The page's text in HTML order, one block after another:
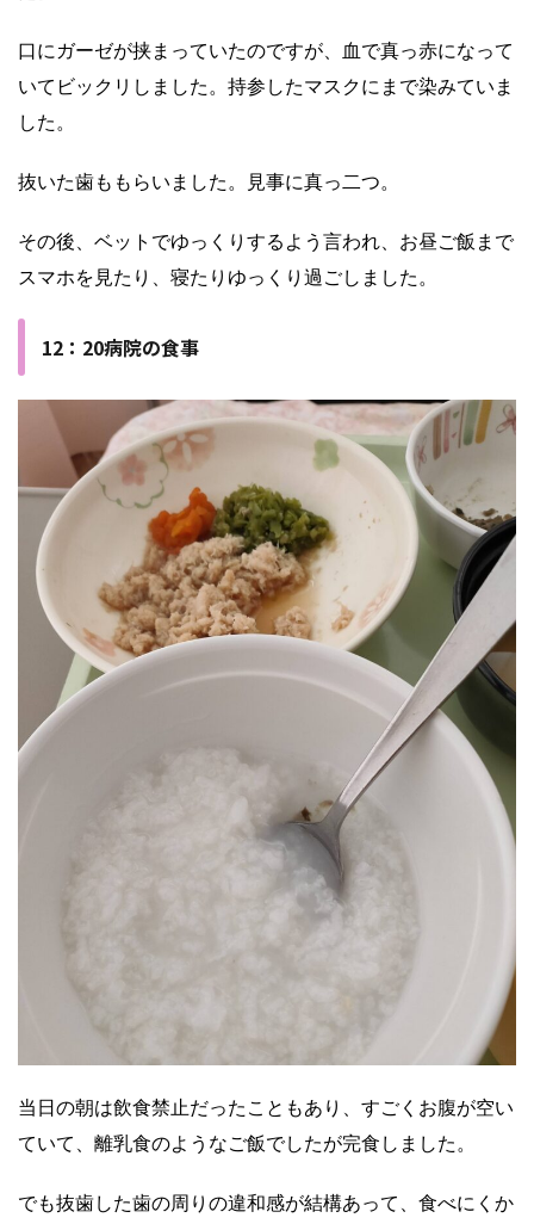
口にガーゼが挟まっていたのですが、血で真っ赤になって
いてビックリしました。持参したマスクにまで染みていま
した。
抜いた歯ももらいました。見事に真っ二つ。
その後、ベットでゆっくりするよう言われ、お昼ご飯まで
スマホを見たり、寝たりゆっくり過ごしました。
12：20病院の食事
当日の朝は飲食禁止だったこともあり、すごくお腹が空い
ていて、離乳食のようなご飯でしたが完食しました。
でも抜歯した歯の周りの違和感が結構あって、食べにくか